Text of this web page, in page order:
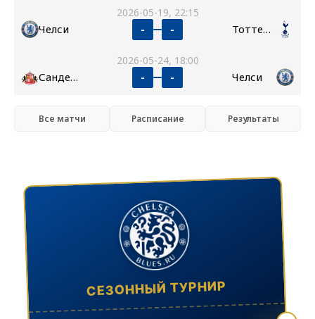
2026-05-19, 22:15
Челси - - Тоттенхэм
2026-05-24, 18:00
Сандерленд - - Челси
Все матчи Расписание Результаты
СЕЗОННЫЙ ТУРНИР